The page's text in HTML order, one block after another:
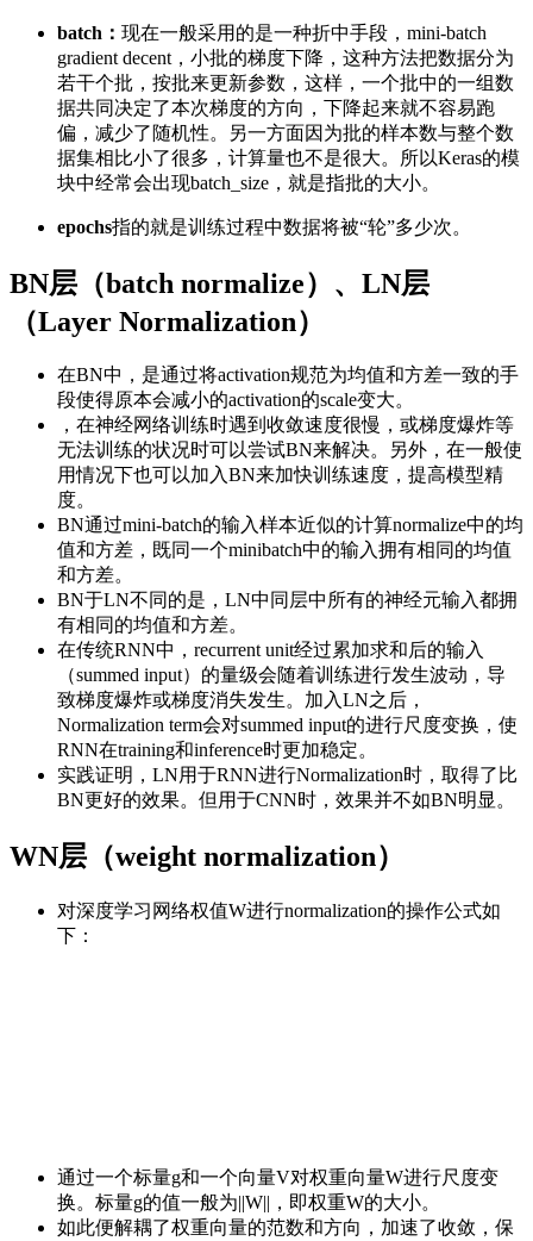
batch： 现在一般采用的是一种折中手段，mini-batch
gradient decent，小批的梯度下降，这种方法把数据分为
若干个批，按批来更新参数，这样，一个批中的一组数
据共同决定了本次梯度的方向，下降起来就不容易跑
偏，减少了随机性。另一方面因为批的样本数与整个数
据集相比小了很多，计算量也不是很大。所以Keras的模
块中经常会出现batch_size，就是指批的大小。
epochs指的就是训练过程中数据将被“轮”多少次。
BN层（batch normalize）、LN层
（Layer Normalization）
在BN中，是通过将activation规范为均值和方差一致的手
段使得原本会减小的activation的scale变大。
，在神经网络训练时遇到收敛速度很慢，或梯度爆炸等
无法训练的状况时可以尝试BN来解决。另外，在一般使
用情况下也可以加入BN来加快训练速度，提高模型精
度。
BN通过mini-batch的输入样本近似的计算normalize中的均
值和方差，既同一个minibatch中的输入拥有相同的均值
和方差。
BN于LN不同的是，LN中同层中所有的神经元输入都拥
有相同的均值和方差。
在传统RNN中，recurrent unit经过累加求和后的输入
（summed input）的量级会随着训练进行发生波动，导
致梯度爆炸或梯度消失发生。加入LN之后，
Normalization term会对summed input的进行尺度变换，使
RNN在training和inference时更加稳定。
实践证明，LN用于RNN进行Normalization时，取得了比
BN更好的效果。但用于CNN时，效果并不如BN明显。
WN层（weight normalization）
对深度学习网络权值W进行normalization的操作公式如
下：
通过一个标量g和一个向量V对权重向量W进行尺度变
换。标量g的值一般为||W||，即权重W的大小。
如此便解耦了权重向量的范数和方向，加速了收敛，保